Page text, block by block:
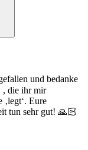
und bedanke
, die ihr mir
Eure
tun sehr gut! 🙏🏻